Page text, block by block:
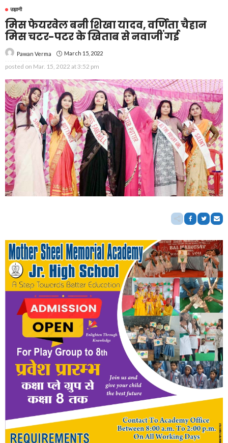
उझानी
मिस फेयरवेल बनी शिखा यादव, वर्णिता चैहान
मिस चटर-पटर के खिताब से नवाजीं गई
Pawan Verma March 15, 2022
posted on Mar. 15, 2022 at 3:52 pm